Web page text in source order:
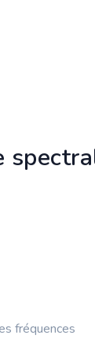
fréquences